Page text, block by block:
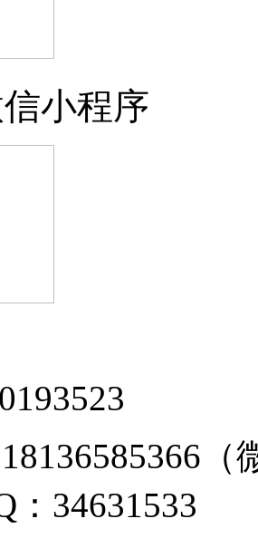
小程序
（
：34631533